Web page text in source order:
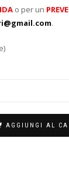
o per un
.
AGGIUNGI AL